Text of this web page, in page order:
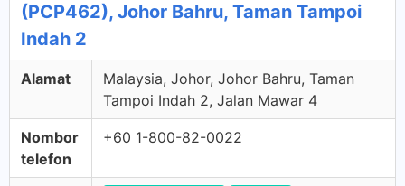
(PCP462), Johor Bahru, Taman Tampoi
Indah 2
Alamat
Malaysia, Johor, Johor Bahru, Taman
Tampoi Indah 2, Jalan Mawar 4
Nombor
telefon
+60 1-800-82-0022